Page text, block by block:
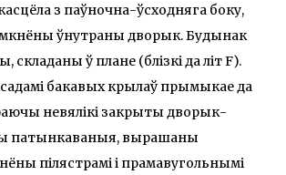
з паўночна-ўсходняга боку,
ўнутраны дворык. Будынак
складаны ў плане (блізкі да літ F).
бакавых крылаў прымыкае да
невялікі закрыты дворык-
патынкаваныя, вырашаны
пiлястрамi i прамавугольнымi